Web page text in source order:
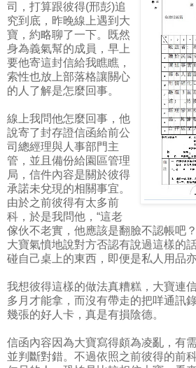
司，打算跟彼得(邢彭)追
究到底，昨晚線上遇到大
寶，約略聊了一下。既然
身為義氣幫的成員，早上
要他寄這封信給我瞧瞧，
索性也放上部落格讓關心
的人了解是怎麼回事。
線上我問他怎麼回事，他
說寄了封存證信函給前公
司總經理與人事部門主
管，並且備份給園區管理
局，信件內容是關於彼得
承諾未兌現的相關事宜。
由於之前彼得有太多前
科，於是我問他，“這老
傢伙不老實，他應該是翻臉不認帳吧
大寶氣憤地說對方否認有說過這樣的
碰自己桌上的東西，即便是私人用品亦
我想彼得這樣的做法真糟糕，大寶連
多月才能拿，而沒有帶走的把咩通訊
幾張的好人卡，真是有損陰德。
信函內容因為大寶寫得頗為凌亂，有
並判斷對錯。不過依照之前彼得的前